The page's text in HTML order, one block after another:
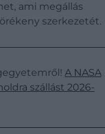
ami megállás
szerkezetét.
A NASA
szállást 2026-